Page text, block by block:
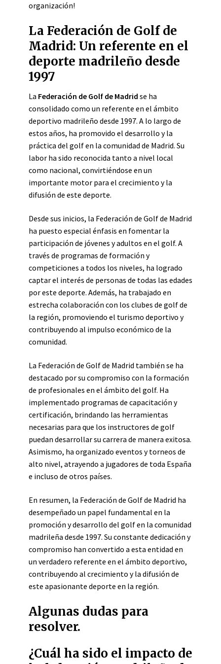
organización!
La Federación de Golf de
Madrid: Un referente en el
deporte madrileño desde
1997
La Federación de Golf de Madrid se ha
consolidado como un referente en el ámbito
deportivo madrileño desde 1997. A lo largo de
estos años, ha promovido el desarrollo y la
práctica del golf en la comunidad de Madrid. Su
labor ha sido reconocida tanto a nivel local
como nacional, convirtiéndose en un
importante motor para el crecimiento y la
difusión de este deporte.
Desde sus inicios, la Federación de Golf de Madrid
ha puesto especial énfasis en fomentar la
participación de jóvenes y adultos en el golf. A
través de programas de formación y
competiciones a todos los niveles, ha logrado
captar el interés de personas de todas las edades
por este deporte. Además, ha trabajado en
estrecha colaboración con los clubes de golf de
la región, promoviendo el turismo deportivo y
contribuyendo al impulso económico de la
comunidad.
La Federación de Golf de Madrid también se ha
destacado por su compromiso con la formación
de profesionales en el ámbito del golf. Ha
implementado programas de capacitación y
certificación, brindando las herramientas
necesarias para que los instructores de golf
puedan desarrollar su carrera de manera exitosa.
Asimismo, ha organizado eventos y torneos de
alto nivel, atrayendo a jugadores de toda España
e incluso de otros países.
En resumen, la Federación de Golf de Madrid ha
desempeñado un papel fundamental en la
promoción y desarrollo del golf en la comunidad
madrileña desde 1997. Su constante dedicación y
compromiso han convertido a esta entidad en
un verdadero referente en el ámbito deportivo,
contribuyendo al crecimiento y la difusión de
este apasionante deporte en la región.
Algunas dudas para
resolver.
¿Cuál ha sido el impacto de